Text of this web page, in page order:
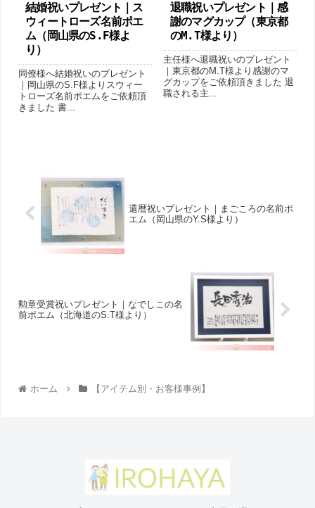
結婚祝いプレゼント｜ス
ウィートローズ名前ポエ
ム（岡山県のS.F様よ
り ）
同僚様へ結婚祝いのプレゼント
｜岡山県のS.F様よりスウィー
トローズ名前ポエムをご依頼頂
きました 書...
退職祝いプレゼント｜感
謝のマグカップ（東京都
のM.T様より ）
主任様へ退職祝いのプレゼント
｜東京都のM.T様より感謝のマ
グカップをご依頼頂きました 退
職される主...
還暦祝いプレゼント｜まごころの名前ポ
エム（岡山県のY.S様より ）
勲章受賞祝いプレゼント｜なでしこの名
前ポエム（北海道のS.T様より ）
ホーム 【アイテム別・お客様事例】